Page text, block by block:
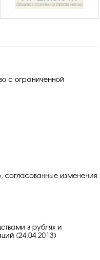
с ограниченной
cогласованные изменения
в рублях и
(24.04.2013)